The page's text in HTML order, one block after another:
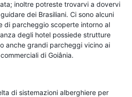
inoltre potreste trovarvi a dovervi
dei Brasiliani. Ci sono alcuni
di parcheggio scoperte intorno al
degli hotel possiede strutture
anche grandi parcheggi vicino ai
di Goiânia.
di sistemazioni alberghiere per